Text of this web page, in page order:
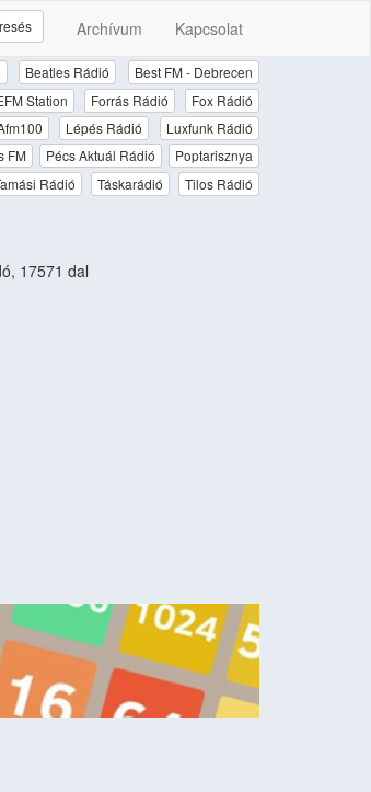
Archívum Kapcsolat
Beatles Rádió
Best FM - Debrecen
Station Forrás Rádió
Fox Rádió
Lépés Rádió
Luxfunk Rádió
FM Pécs Aktuál Rádió
Poptarisznya
Rádió Táskarádió
Tilos Rádió
17571 dal